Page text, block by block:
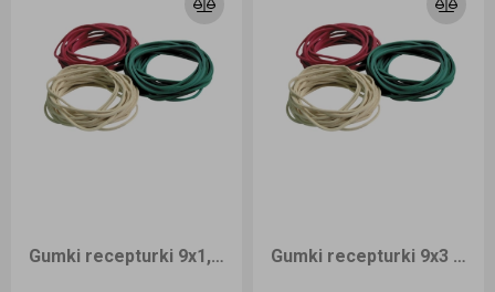
Gumki recepturki 9x1,5 1kg Gumki recepturki 9x3 1kg